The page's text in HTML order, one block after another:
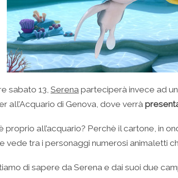
sabato 13, Serena parteciperà invece ad
all’Acquario di Genova, dove verrà
proprio all’acquario? Perchè il cartone, in
vede tra i personaggi numerosi animaletti
di sapere da Serena e dai suoi due